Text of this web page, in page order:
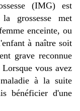
(IMG) est
grossesse met
enceinte, ou
à naître soit
grave reconnue
vous avez
à la suite
bénéficier d'une